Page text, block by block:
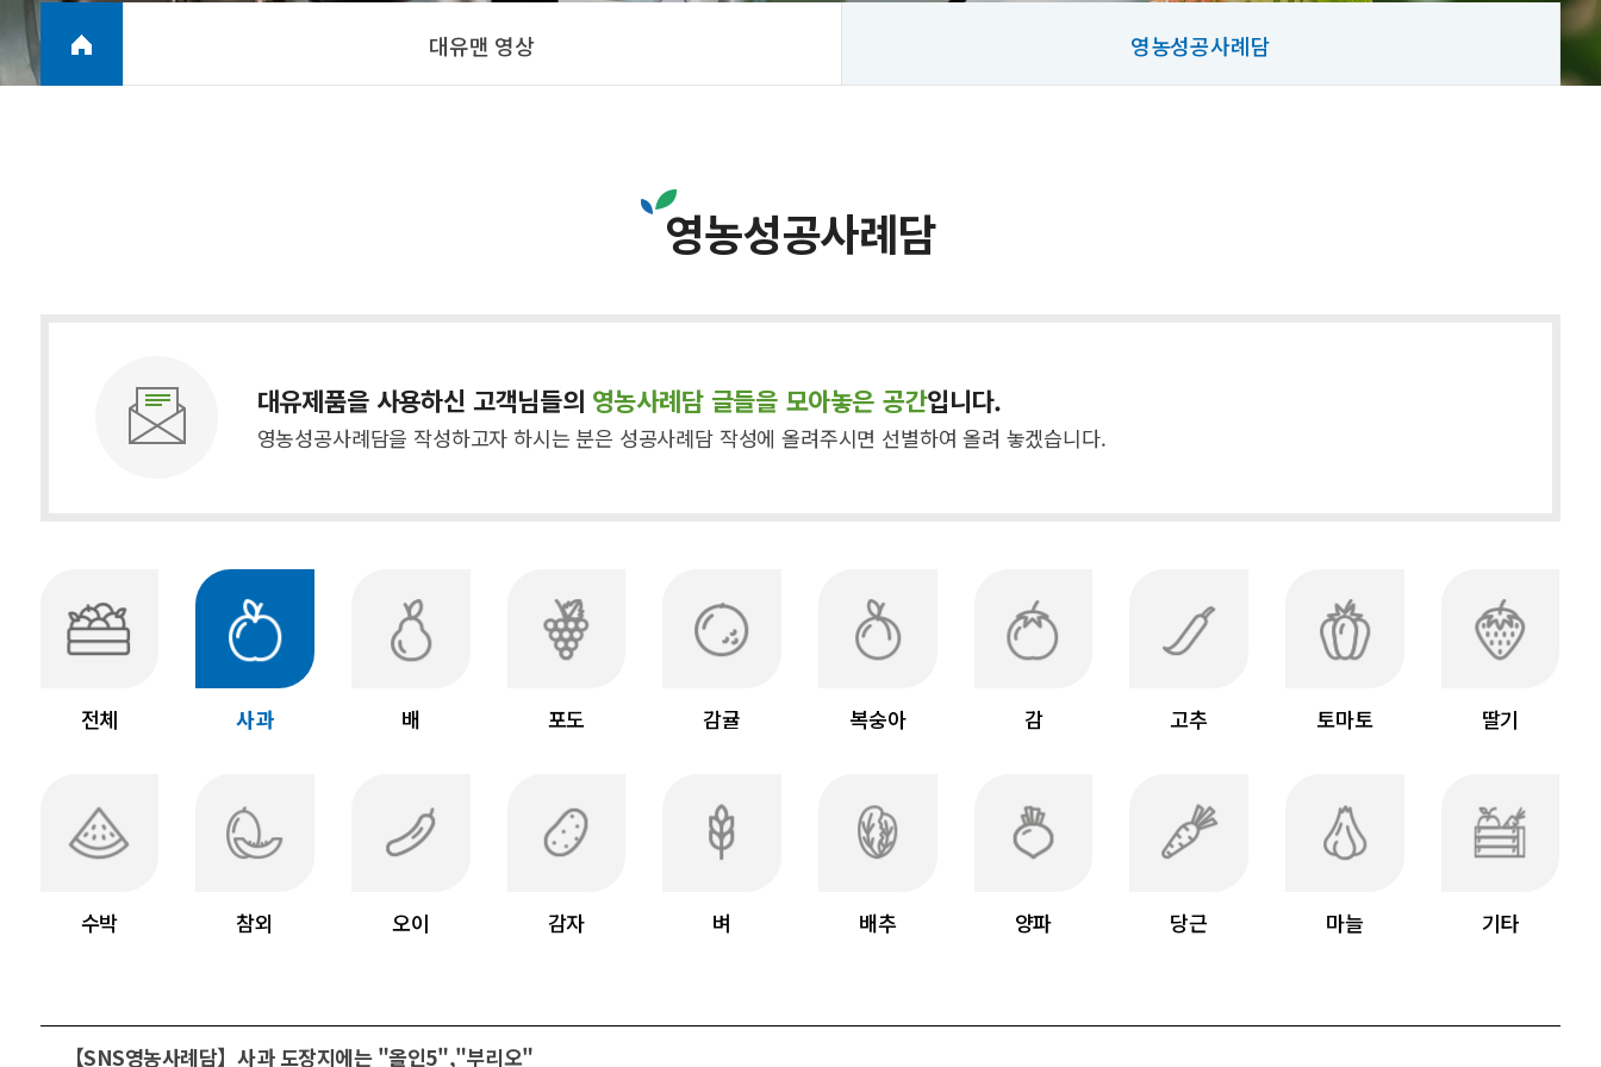
대유맨 영상 영농성공사례담
영농성공사례담
대유제품을 사용하신 고객님들의 영농사례담 글들을 모아놓은 공간입니다.
영농성공사례담을 작성하고자 하시는 분은 성공사례담 작성에 올려주시면 선별하여 올려 놓겠습니다.
전체 사과 배 포도 감귤 복숭아 감 고추 토마토 딸기
수박 참외 오이 감자 벼 배추 양파 당근 마늘 기타
【SNS영농사례담】사과 도장지에는 "올인5","부리오"